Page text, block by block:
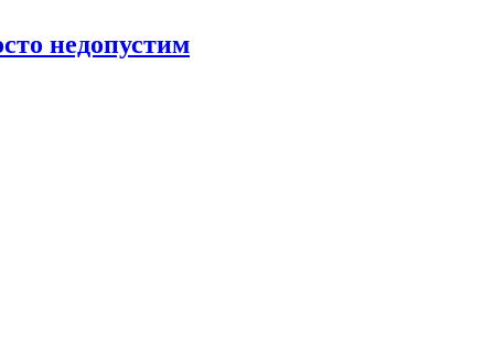
недопустим